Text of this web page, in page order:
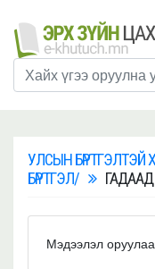
УЛСЫН
БҮРТГЭЛ/
Мэдээлэл